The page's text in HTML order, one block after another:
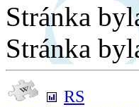
Stránka
Stránka
RS